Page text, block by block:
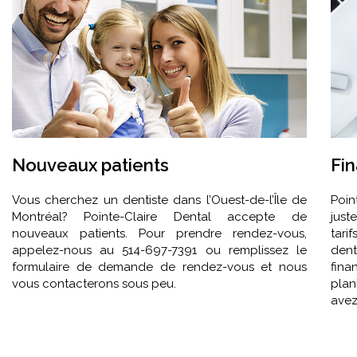
Nouveaux patients
Vous cherchez un dentiste dans l’Ouest-de-l’Île de
Montréal? Pointe-Claire Dental accepte de
nouveaux patients. Pour prendre rendez-vous,
appelez-nous au 514-697-7391 ou remplissez le
formulaire de demande de rendez-vous et nous
vous contacterons sous peu.